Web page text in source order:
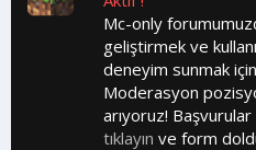
Mc-only
geliştirmek ve
deneyim sunmak
Moderasyon
arıyoruz!
tıklayın ve form